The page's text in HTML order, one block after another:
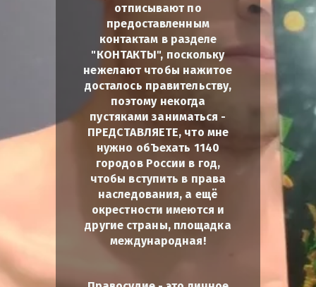
отписывают по
предоставленным
контактам в разделе
"КОНТАКТЫ", поскольку
нежелают чтобы нажитое
досталось правительству,
поэтому некогда
пустяками заниматься -
ПРЕДСТАВЛЯЕТЕ, что мне
нужно обЪехать 1140
городов России в год,
чтобы вступить в права
наследования, а ещё
окрестности имеются и
другие страны, площадка
международная!